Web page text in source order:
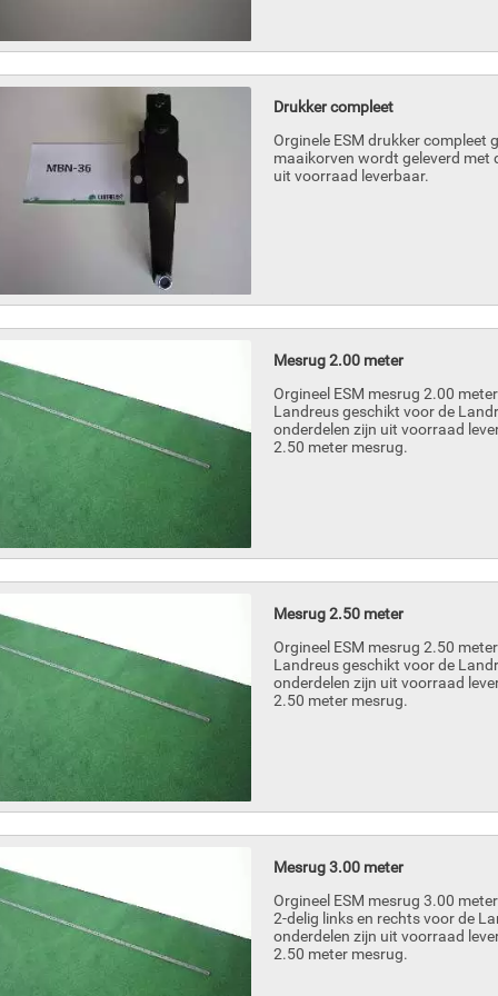
Drukker compleet
Orginele ESM drukker compleet
maaikorven wordt geleverd met
uit voorraad leverbaar.
Mesrug 2.00 meter
Orgineel ESM mesrug 2.00
Landreus geschikt voor de
onderdelen zijn uit voorraad
2.50 meter mesrug.
Mesrug 2.50 meter
Orgineel ESM mesrug 2.50
Landreus geschikt voor de
onderdelen zijn uit voorraad
2.50 meter mesrug.
Mesrug 3.00 meter
Orgineel ESM mesrug 3.00
2-delig links en rechts voor de
onderdelen zijn uit voorraad
2.50 meter mesrug.